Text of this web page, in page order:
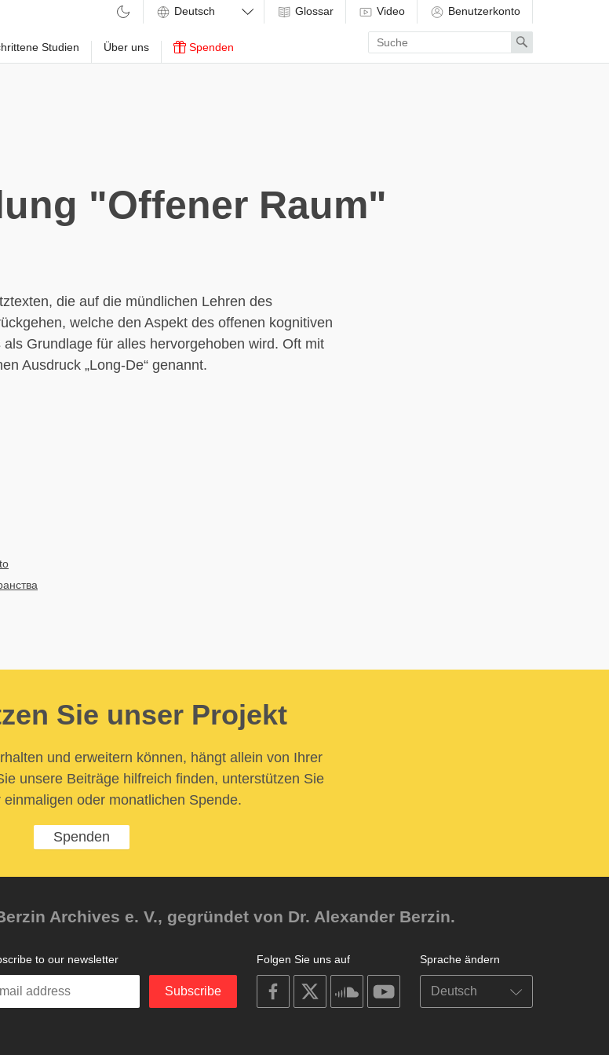
Studien Über uns Spenden
Glossar Video Benutzerkonto
Enter
search
term
Search
"Offener Raum"
die auf die mündlichen Lehren des
welche den Aspekt des offenen kognitiven
Grundlage für alles hervorgehoben wird. Oft mit
Ausdruck „Long-De“ genannt.
Sie unser Projekt
und erweitern können, hängt allein von Ihrer
unsere Beiträge hilfreich finden, unterstützen Sie
einmaligen oder monatlichen Spende.
Spenden
Archives e. V., gegründet von Dr. Alexander Berzin.
Sprache ändern
Folgen Sie uns auf
on
facebook
on
on
soundcloudyoutube
to our newsletter
Subscribe